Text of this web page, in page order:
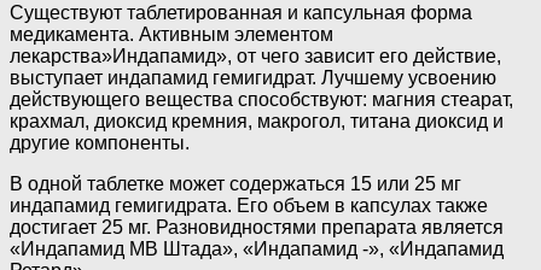
Существуют таблетированная и капсульная форма
медикамента. Активным элементом
лекарства»Индапамид», от чего зависит его действие,
выступает индапамид гемигидрат. Лучшему усвоению
действующего вещества способствуют: магния стеарат,
крахмал, диоксид кремния, макрогол, титана диоксид и
другие компоненты.
В одной таблетке может содержаться 15 или 25 мг
индапамид гемигидрата. Его объем в капсулах также
достигает 25 мг. Разновидностями препарата является
«Индапамид МВ Штада», «Индапамид -», «Индапамид